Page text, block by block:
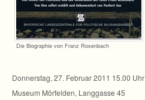
Die Bio­gra­phie von Franz Rosenbach
Don­ners­tag, 27. Februar 2011 15.00 Uhr
Museum Mör­fel­den, Lang­gasse 45